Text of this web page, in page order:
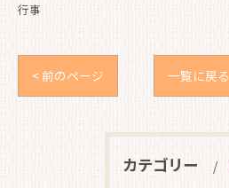
行事
< 前のページ 一覧に戻る
カテゴリー